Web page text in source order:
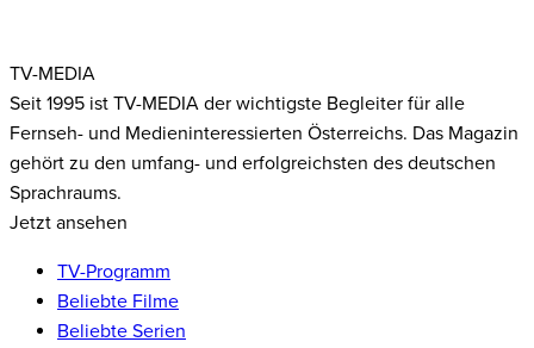
TV-MEDIA
Seit 1995 ist TV-MEDIA der wichtigste Begleiter für alle
Fernseh- und Medieninteressierten Österreichs. Das Magazin
gehört zu den umfang- und erfolgreichsten des deutschen
Sprachraums.
Jetzt ansehen
TV-Programm
Beliebte Filme
Beliebte Serien